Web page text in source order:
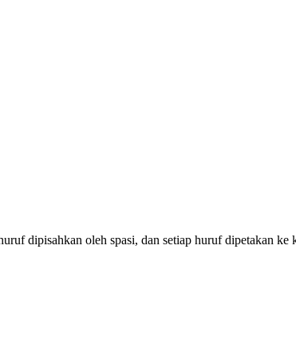
dipisahkan oleh spasi, dan setiap huruf dipetakan